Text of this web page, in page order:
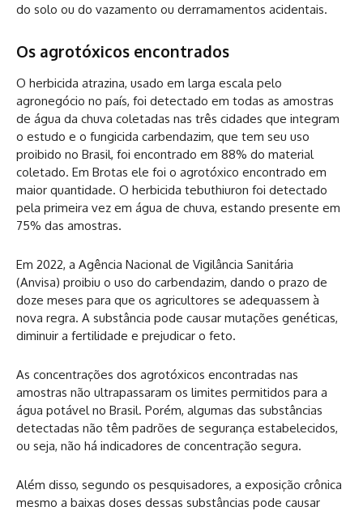
do solo ou do vazamento ou derramamentos acidentais.
Os agrotóxicos encontrados
O herbicida atrazina, usado em larga escala pelo
agronegócio no país, foi detectado em todas as amostras
de água da chuva coletadas nas três cidades que integram
o estudo e o fungicida carbendazim, que tem seu uso
proibido no Brasil, foi encontrado em 88% do material
coletado. Em Brotas ele foi o agrotóxico encontrado em
maior quantidade. O herbicida tebuthiuron foi detectado
pela primeira vez em água de chuva, estando presente em
75% das amostras.
Em 2022, a Agência Nacional de Vigilância Sanitária
(Anvisa) proibiu o uso do carbendazim, dando o prazo de
doze meses para que os agricultores se adequassem à
nova regra. A substância pode causar mutações genéticas,
diminuir a fertilidade e prejudicar o feto.
As concentrações dos agrotóxicos encontradas nas
amostras não ultrapassaram os limites permitidos para a
água potável no Brasil. Porém, algumas das substâncias
detectadas não têm padrões de segurança estabelecidos,
ou seja, não há indicadores de concentração segura.
Além disso, segundo os pesquisadores, a exposição crônica
mesmo a baixas doses dessas substâncias pode causar